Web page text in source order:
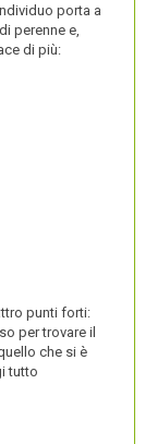
porta a
perenne e,
di più:
punti forti:
per trovare il
che si è
tutto